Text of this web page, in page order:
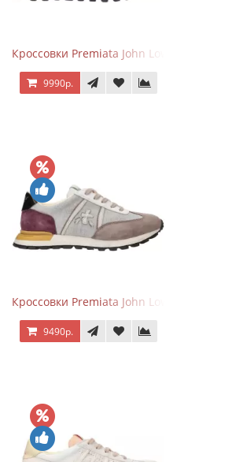
Кроссовки Premiata John Low черные с
9990р.
Кроссовки Premiata John Low Gray Brown
9490р.